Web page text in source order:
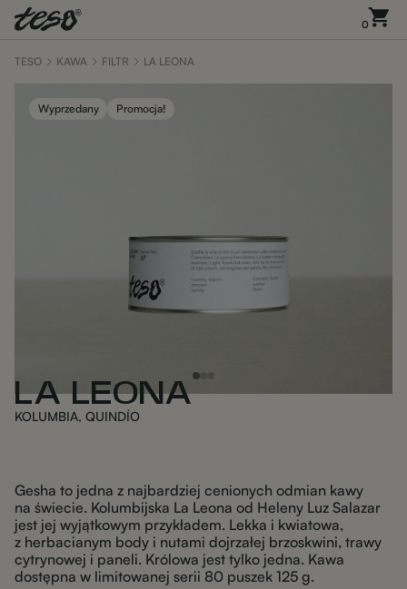
0
TESO KAWA FILTR LA LEONA
Wyprzedany Promocja!
LA LEONA
KOLUMBIA, QUINDÍO
Gesha to jedna z najbardziej cenionych odmian kawy
na świecie. Kolumbijska La Leona od Heleny Luz Salazar
jest jej wyjątkowym przykładem. Lekka i kwiatowa,
z herbacianym body i nutami dojrzałej brzoskwini, trawy
cytrynowej i paneli. Królowa jest tylko jedna. Kawa
dostępna w limitowanej serii 80 puszek 125 g.